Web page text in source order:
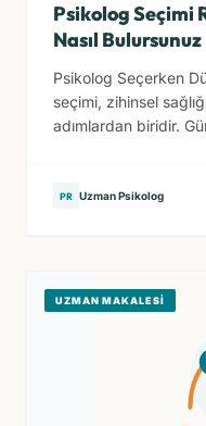
Psikolog Seçimi
Nasıl Bulursunuz
Psikolog Seçerken
seçimi, zihinsel
adımlardan biridir.
PR Uzman Psikolog
UZMAN MAKALESI